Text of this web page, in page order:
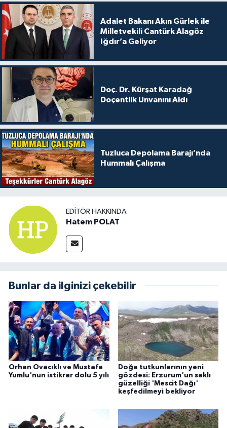
Adalet Bakanı Akın Gürlek ile
Milletvekili Cantürk Alagöz
Iğdır’a Geliyor
Doç. Dr. Kürşat Karadağ
Doçentlik Unvanını Aldı
Tuzluca Depolama Barajı’nda
Hummalı Çalışma
EDITÖR HAKKINDA
Hatem POLAT
Bunlar da ilginizi çekebilir
Orhan Ovacıklı ve Mustafa
Yumlu'nun istikrar dolu 5 yılı
Doğa tutkunlarının yeni
gözdesi: Erzurum'un saklı
güzelliği 'Mescit Dağı'
keşfedilmeyi bekliyor